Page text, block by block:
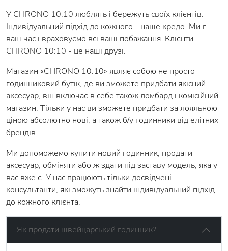
У CHRONO 10:10 люблять і бережуть своїх клієнтів.
Індивідуальний підхід до кожного - наше кредо. Ми г
ваш час і враховуємо всі ваші побажання. Клієнти
CHRONO 10:10 - це наші друзі.
Магазин «CHRONO 10:10» являє собою не просто
годинниковий бутік, де ви зможете придбати якісний
аксесуар, він включає в себе також ломбард і комісійний
магазин. Тільки у нас ви зможете придбати за лояльною
ціною абсолютно нові, а також б/у годинники від елітних
брендів.
Ми допоможемо купити новий годинник, продати
аксесуар, обміняти або ж здати під заставу модель, яка у
вас вже є. У нас працюють тільки досвідчені
консультанти, які зможуть знайти індивідуальний підхід
до кожного клієнта.
Як продати швейцарський годинник?